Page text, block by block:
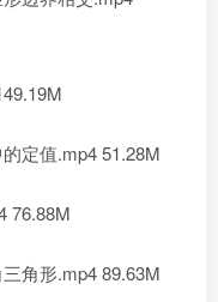
值.mp4 51.28M
形.mp4 89.63M